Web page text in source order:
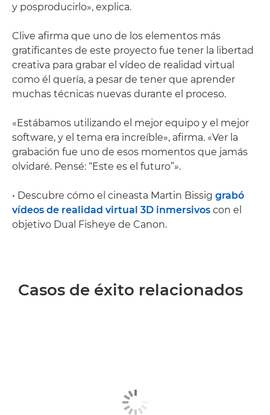
y posproducirlo», explica.
Clive afirma que uno de los elementos más
gratificantes de este proyecto fue tener la libertad
creativa para grabar el vídeo de realidad virtual
como él quería, a pesar de tener que aprender
muchas técnicas nuevas durante el proceso.
«Estábamos utilizando el mejor equipo y el mejor
software, y el tema era increíble», afirma. «Ver la
grabación fue uno de esos momentos que jamás
olvidaré. Pensé: “Este es el futuro”».
• Descubre cómo el cineasta Martin Bissig grabó
vídeos de realidad virtual 3D inmersivos con el
objetivo Dual Fisheye de Canon.
Casos de éxito relacionados